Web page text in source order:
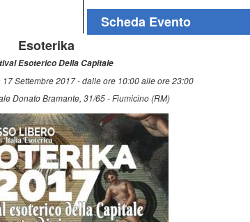
Scheda Evento
Esoterika
Esoterico Della Capitale
Settembre 2017 - dalle ore 10:00 alle ore 23:00
Donato Bramante, 31/65 - Fiumicino (RM)